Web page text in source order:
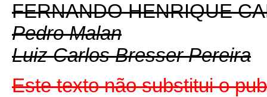
FERNANDO HENRIQUE
Pedro Malan
Luiz Carlos Bresser Pereira
Este texto não substitui o